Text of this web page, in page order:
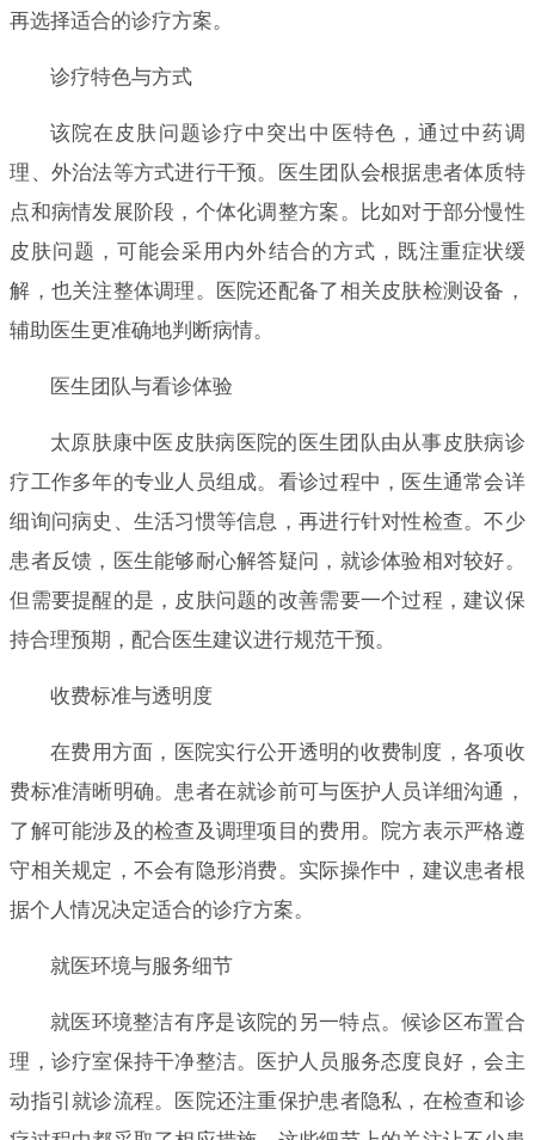
再选择适合的诊疗方案。
诊疗特色与方式
该院在皮肤问题诊疗中突出中医特色，通过中药调
理、外治法等方式进行干预。医生团队会根据患者体质特
点和病情发展阶段，个体化调整方案。比如对于部分慢性
皮肤问题，可能会采用内外结合的方式，既注重症状缓
解，也关注整体调理。医院还配备了相关皮肤检测设备，
辅助医生更准确地判断病情。
医生团队与看诊体验
太原肤康中医皮肤病医院的医生团队由从事皮肤病诊
疗工作多年的专业人员组成。看诊过程中，医生通常会详
细询问病史、生活习惯等信息，再进行针对性检查。不少
患者反馈，医生能够耐心解答疑问，就诊体验相对较好。
但需要提醒的是，皮肤问题的改善需要一个过程，建议保
持合理预期，配合医生建议进行规范干预。
收费标准与透明度
在费用方面，医院实行公开透明的收费制度，各项收
费标准清晰明确。患者在就诊前可与医护人员详细沟通，
了解可能涉及的检查及调理项目的费用。院方表示严格遵
守相关规定，不会有隐形消费。实际操作中，建议患者根
据个人情况决定适合的诊疗方案。
就医环境与服务细节
就医环境整洁有序是该院的另一特点。候诊区布置合
理，诊疗室保持干净整洁。医护人员服务态度良好，会主
动指引就诊流程。医院还注重保护患者隐私，在检查和诊